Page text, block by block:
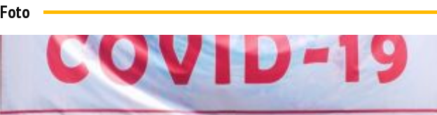
Foto